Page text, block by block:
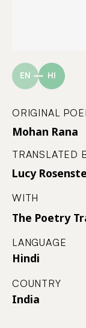
EN HI
ORIGINAL
Mohan Rana
TRANSLATED
Lucy
WITH
The Poetry
LANGUAGE
Hindi
COUNTRY
India